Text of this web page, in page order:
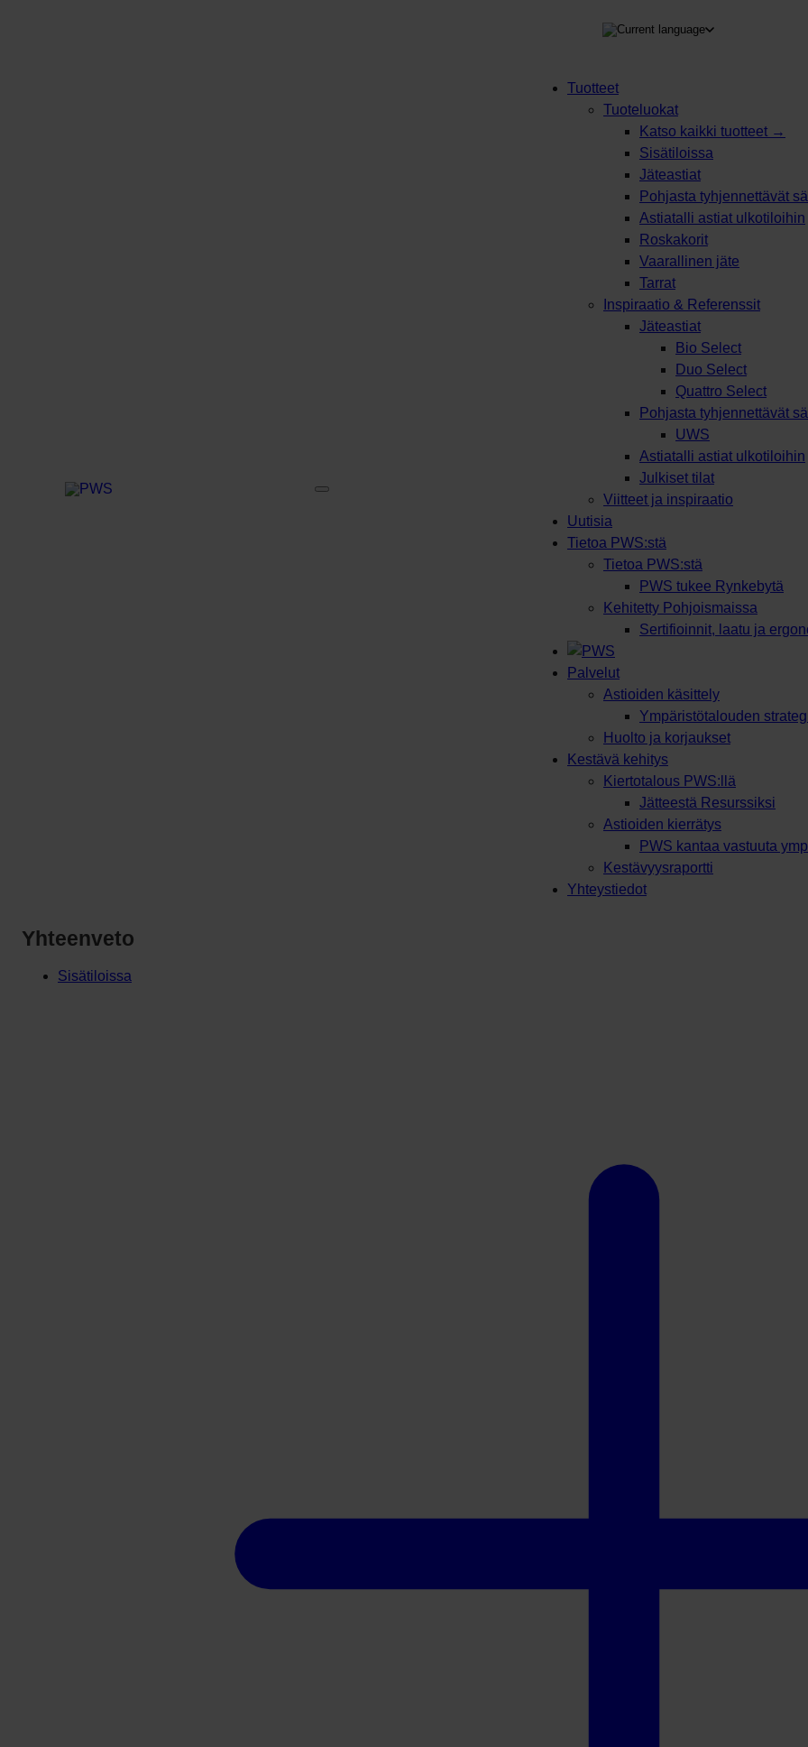
Tuotteet
Tuoteluokat
Katso kaikki tuotteet →
Sisätiloissa
Jäteastiat
Pohjasta tyhjennettävät
Astiatalli astiat ulkotiloihin
Roskakorit
Vaarallinen jäte
Tarrat
Inspiraatio & Referenssit
Jäteastiat
Bio Select
Duo Select
Quattro Select
Pohjasta tyhjennettävät
UWS
Astiatalli astiat ulkotiloihin
Julkiset tilat
Viitteet ja inspiraatio
Uutisia
Tietoa PWS:stä
Tietoa PWS:stä
PWS tukee Rynkebytä
Kehitetty Pohjoismaissa
Sertifioinnit, laatu ja
Palvelut
Astioiden käsittely
Ympäristötalouden
Huolto ja korjaukset
Kestävä kehitys
Kiertotalous PWS:llä
Jätteestä Resurssiksi
Astioiden kierrätys
PWS kantaa vastuuta
Kestävyysraportti
Yhteystiedot
Yhteenveto
Sisätiloissa